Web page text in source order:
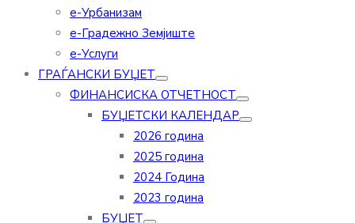
е-Урбанизам
е-Градежно Земјиште
е-Услуги
ГРАЃАНСКИ БУЏЕТ
ФИНАНСИСКА ОТЧЕТНОСТ
БУЏЕТСКИ КАЛЕНДАР
2026 година
2025 година
2024 Година
2023 година
БУЏЕТ